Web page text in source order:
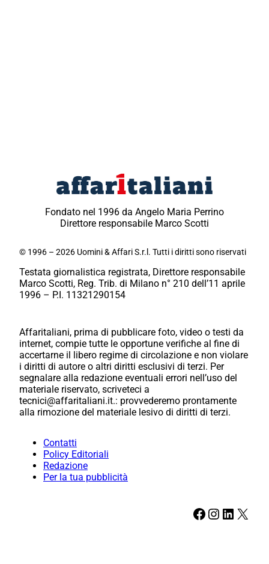
Fondato nel 1996 da Angelo Maria Perrino
Direttore responsabile Marco Scotti
© 1996 – 2026 Uomini & Affari S.r.l. Tutti i diritti sono riservati
Testata giornalistica registrata, Direttore responsabile
Marco Scotti, Reg. Trib. di Milano n° 210 dell’11 aprile
1996 – P.I. 11321290154
Affaritaliani, prima di pubblicare foto, video o testi da
internet, compie tutte le opportune verifiche al fine di
accertarne il libero regime di circolazione e non violare
i diritti di autore o altri diritti esclusivi di terzi. Per
segnalare alla redazione eventuali errori nell’uso del
materiale riservato, scriveteci a
tecnici@affaritaliani.it.: provvederemo prontamente
alla rimozione del materiale lesivo di diritti di terzi.
Contatti
Policy Editoriali
Redazione
Per la tua pubblicità
Facebook Instagram LinkedIn X